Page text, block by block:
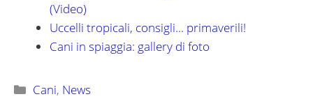
(Video)
Uccelli tropicali, consigli... primaverili!
Cani in spiaggia: gallery di foto
Categorie
Cani, News